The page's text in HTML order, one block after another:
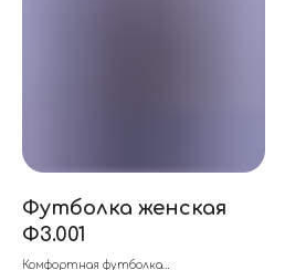
Футболка женская
Ф3.001
Комфортная футболка